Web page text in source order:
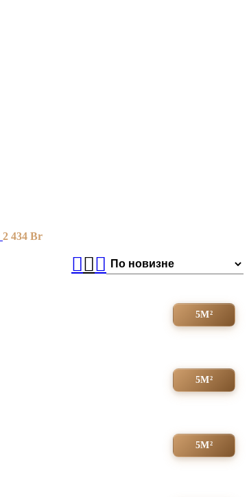
2 434 Br
5М²
5М²
5М²